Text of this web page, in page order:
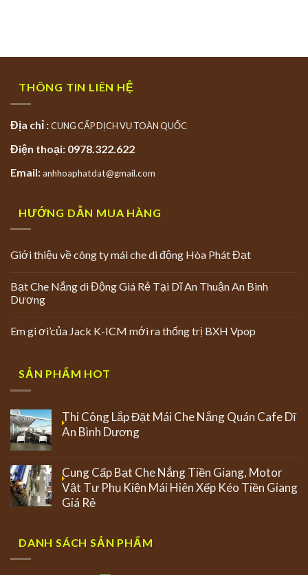
THÔNG TIN LIÊN HỆ
Địa chỉ :CUNG CẤP DỊCH VỤ TOÀN QUỐC
Điện thoại: 0978.322.622
Email:anhhoaphatdat@gmail.com
HƯỚNG DẪN MUA HÀNG
Giới thiệu về công ty mái che di động Hòa Phát Đạt
Bạt Che Nắng di Động Giá Rẻ Tại Dĩ An Thuận An Bình
Dương
Em gì ơi’của Jack K-ICM mới ra thống trị BXH Vpop
SẢN PHẨM HOT
Thi Công Lắp Đặt Mái Che Nắng Quán Cafe Dĩ
An Bình Dương
Cung Cấp Bạt Che Nắng Tiền Giang, Motor
Vật Tư Phụ Kiện Mái Hiên Xếp Kéo Tiền Giang
Giá Rẻ
DANH SÁCH SẢN PHẨM